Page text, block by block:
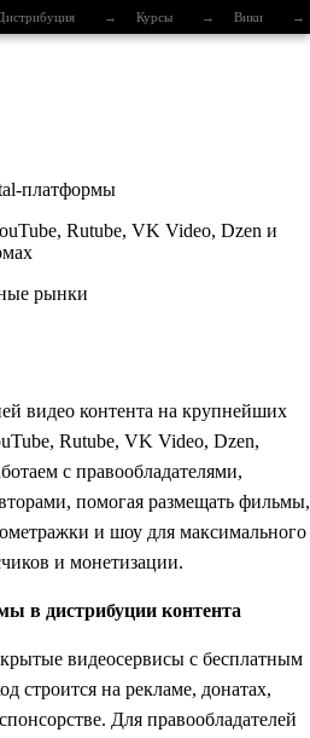
→ Курсы → Вики →
платформы
Rutube, VK Video, Dzen и
рынки
видео контента на крупнейших
Rutube, VK Video, Dzen,
с правообладателями,
помогая размещать фильмы,
и шоу для максимального
и монетизации.
в дистрибуции контента
видеосервисы с бесплатным
строится на рекламе, донатах,
Для правообладателей